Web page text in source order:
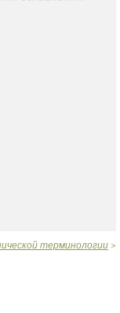
терминологии >